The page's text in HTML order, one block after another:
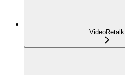
VideoRetalk